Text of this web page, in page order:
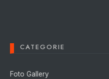
CATEGORIE
Foto Gallery